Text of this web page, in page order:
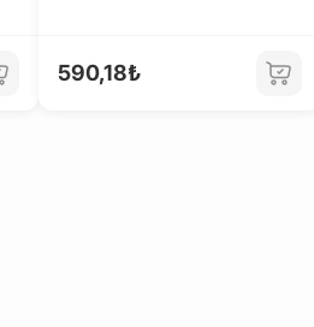
590,18₺